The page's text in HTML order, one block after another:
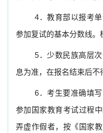
4．教育部以报考
参加复试的基本分数线。
5．少数民族高层
息为准，在报名结束后不
6．考生要准确填
参加国家教育考试过程
弄虚作假者，按《国家